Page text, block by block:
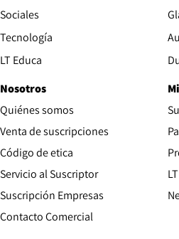
Sociales
Tecnología
LT Educa
Nosotros
Quiénes somos
Venta de suscripciones
Código de etica Opens in new window
Servicio al Suscriptor
Suscripción Empresas
Contacto Comercial